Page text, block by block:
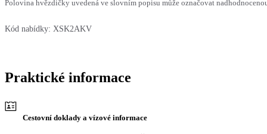
Polovina hvězdičky uvedená ve slovním popisu může označovat
Kód nabídky: XSK2AKV
Praktické informace
Cestovní doklady a vízové informace